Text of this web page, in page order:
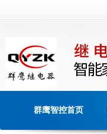
群鹰智控首页